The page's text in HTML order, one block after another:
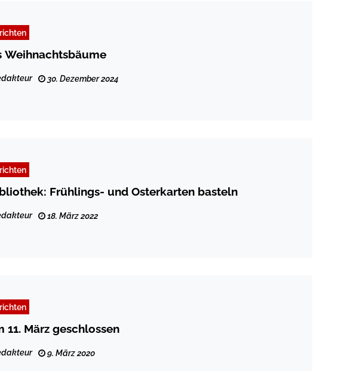
Weihnachtsbäume
30. Dezember 2024
Frühlings- und Osterkarten basteln
18. März 2022
11. März geschlossen
9. März 2020